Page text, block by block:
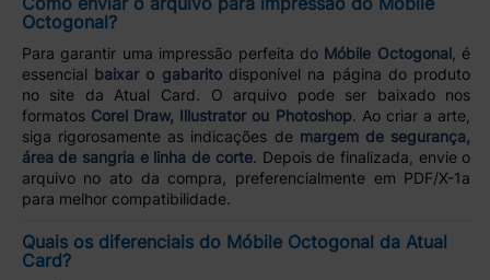
Octogonal?
Para garantir uma impressão perfeita do Móbile Octogonal, é
essencial baixar o gabaritodisponível na página do produto
no site da Atual Card. O arquivo pode ser baixado nos
formatos Corel Draw, Illustrator ou Photoshop. Ao criar a arte,
siga rigorosamente as indicações de margem de segurança,
área de sangria e linha de corte. Depois de finalizada, envie o
arquivo no ato da compra, preferencialmente em PDF/X-1a
para melhor compatibilidade.
Quais os diferenciais do Móbile Octogonal da Atual
Card?